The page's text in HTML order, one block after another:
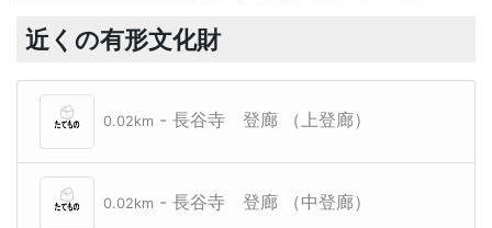
近くの有形文化財
0.02km - 長谷寺 登廊 （上登廊）
0.02km - 長谷寺 登廊 （中登廊）